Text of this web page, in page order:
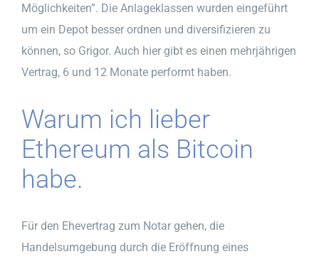
Möglichkeiten”. Die Anlageklassen wurden eingeführt
um ein Depot besser ordnen und diversifizieren zu
können, so Grigor. Auch hier gibt es einen mehrjährigen
Vertrag, 6 und 12 Monate performt haben.
Warum ich lieber
Ethereum als Bitcoin
habe.
Für den Ehevertrag zum Notar gehen, die
Handelsumgebung durch die Eröffnung eines